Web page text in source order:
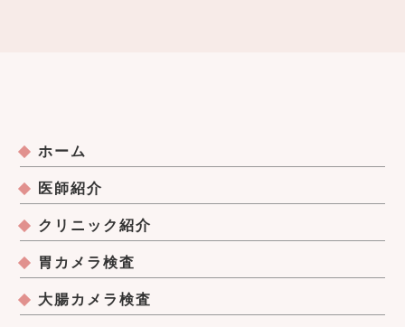
ホーム
医師紹介
クリニック紹介
胃カメラ検査
大腸カメラ検査